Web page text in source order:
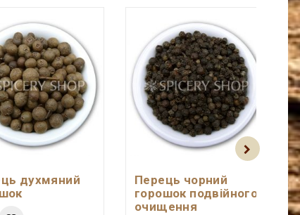
духмяний
Перець чорний
горошок подвійного
очищення